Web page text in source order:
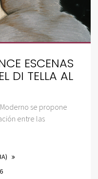
ESCENAS
DI TELLA AL
se propone
entre las